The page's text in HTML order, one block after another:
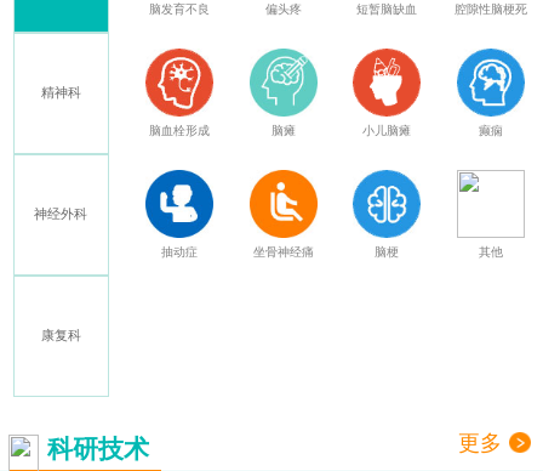
精神科
神经外科
康复科
脑发育不良 偏头疼 短暂脑缺血 腔隙性脑梗死
脑血栓形成 脑瘫 小儿脑瘫 癫痫
抽动症 坐骨神经痛 脑梗 其他
科研技术 更多